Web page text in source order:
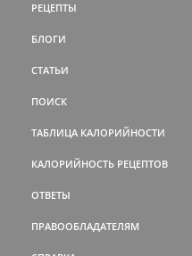
РЕЦЕПТЫ
БЛОГИ
СТАТЬИ
ПОИСК
ТАБЛИЦА КАЛОРИЙНОСТИ
КАЛОРИЙНОСТЬ РЕЦЕПТОВ
ОТВЕТЫ
ПРАВООБЛАДАТЕЛЯМ